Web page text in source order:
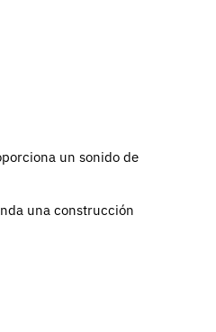
un sonido de
una construcción